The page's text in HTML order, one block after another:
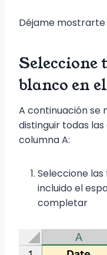
Déjame
Seleccione
blanco en
A continuación se
distinguir todas
columna A:
Seleccione
incluido el
completar